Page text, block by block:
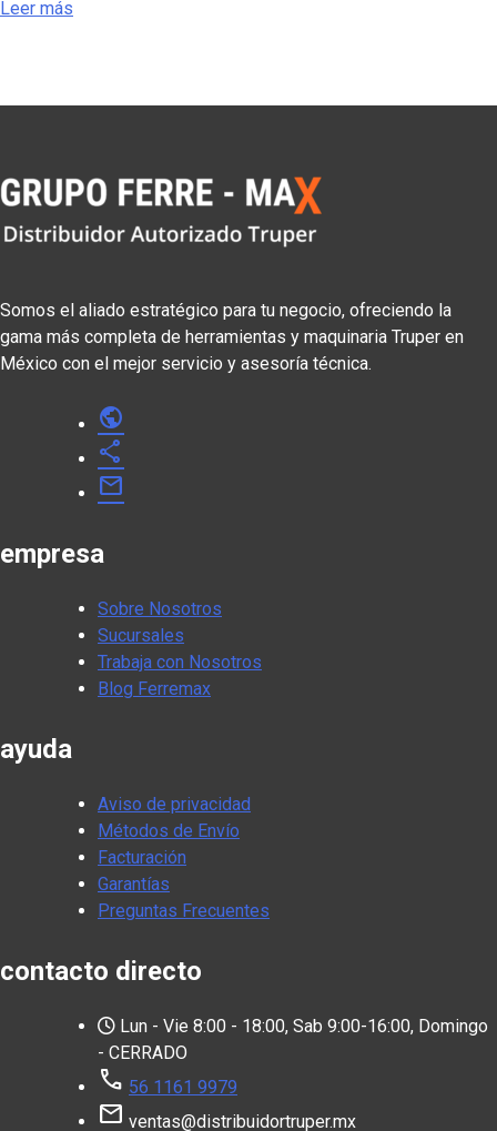
Leer más
Somos el aliado estratégico para tu negocio, ofreciendo la
gama más completa de herramientas y maquinaria Truper en
México con el mejor servicio y asesoría técnica.
public
share
mail
empresa
Sobre Nosotros
Sucursales
Trabaja con Nosotros
Blog Ferremax
ayuda
Aviso de privacidad
Métodos de Envío
Facturación
Garantías
Preguntas Frecuentes
contacto directo
Lun - Vie 8:00 - 18:00, Sab 9:00-16:00, Domingo
- CERRADO
call 56 1161 9979
mail ventas@distribuidortruper.mx